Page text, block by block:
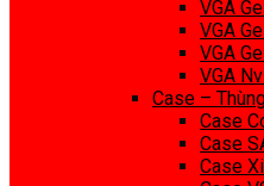
VGA
VGA
VGA
VGA
Case –
Case
Case
Case